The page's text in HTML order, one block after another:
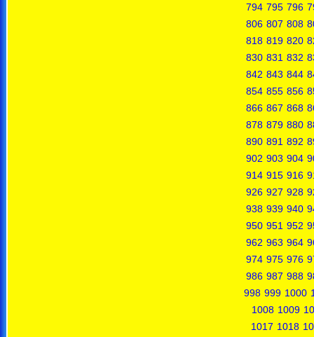
794 795 796
806 807 808
818 819 820
830 831 832
842 843 844
854 855 856
866 867 868
878 879 880
890 891 892
902 903 904
914 915 916
926 927 928
938 939 940
950 951 952
962 963 964
974 975 976
986 987 988
998 999 1000
1008 1009
1017 1018